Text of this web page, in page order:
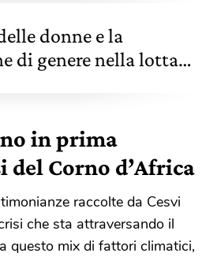
donne e la
di genere nella lotta
in prima
del Corno d’Africa
raccolte da Cesvi
che sta attraversando il
questo mix di fattori climatici,